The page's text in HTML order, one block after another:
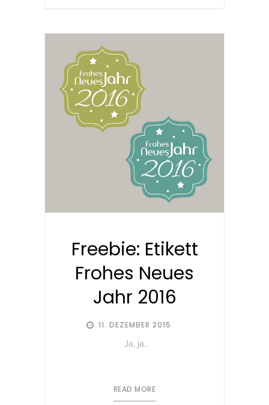
11. DEZEMBER 2015
Freebie: Etikett
Frohes Neues
Jahr 2016
Ja, ja...
READ MORE